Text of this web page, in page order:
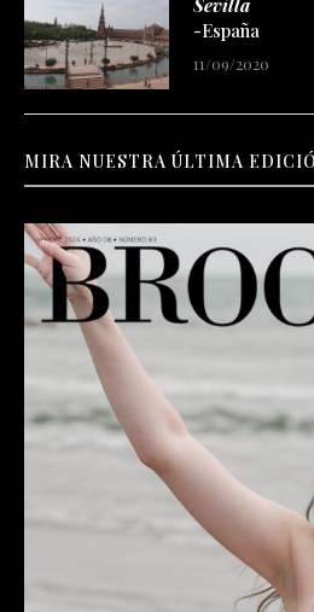
Sevilla
-España
11/09/2020
MIRA NUESTRA ÚLTIMA